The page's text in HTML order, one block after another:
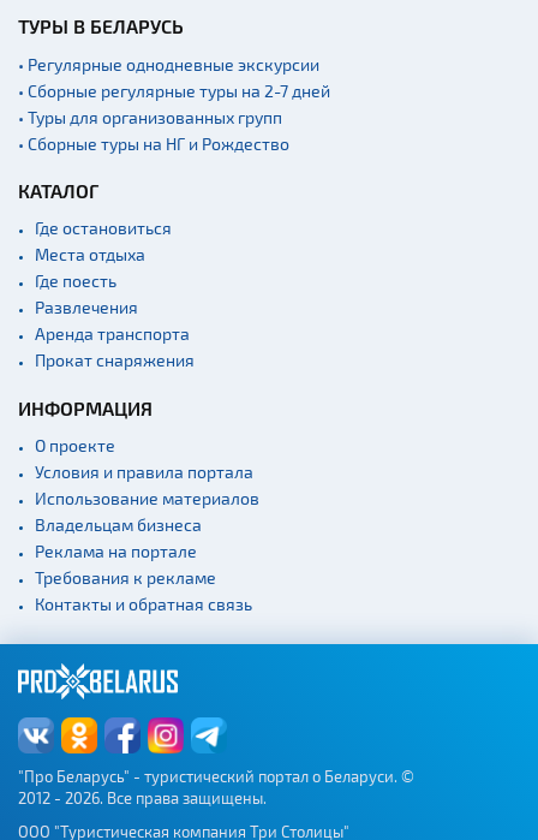
ТУРЫ В БЕЛАРУСЬ
• Регулярные однодневные экскурсии
• Сборные регулярные туры на 2-7 дней
• Туры для организованных групп
• Сборные туры на НГ и Рождество
КАТАЛОГ
Где остановиться
Места отдыха
Где поесть
Развлечения
Аренда транспорта
Прокат снаряжения
ИНФОРМАЦИЯ
О проекте
Условия и правила портала
Использование материалов
Владельцам бизнеса
Реклама на портале
Требования к рекламе
Контакты и обратная связь
"Про Беларусь" - туристический портал о Беларуси. ©
2012 - 2026. Все права защищены.
ООО "Туристическая компания Три Столицы"